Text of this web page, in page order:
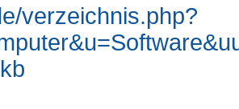
verzeichnis.php?